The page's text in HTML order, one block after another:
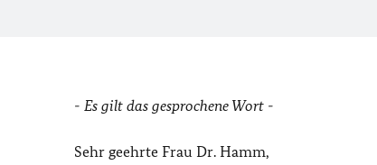
- Es gilt das gesprochene Wort -
Sehr geehrte Frau Dr. Hamm,